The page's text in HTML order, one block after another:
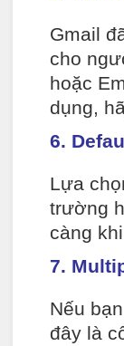
Gmail
cho
hoặc
dụng,
6.
Lựa
trường
càng
7.
Nếu
đây là